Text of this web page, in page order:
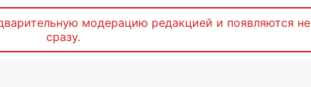
модерацию редакцией и появляются не
сразу.